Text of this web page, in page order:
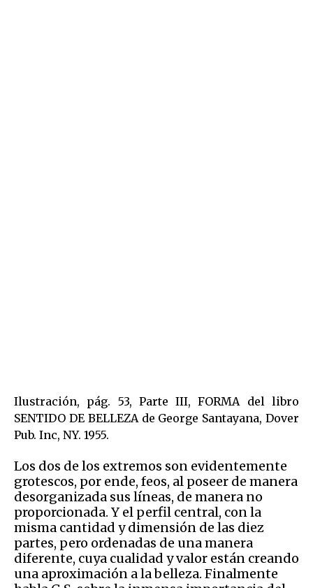
​​Ilustración, pág. 53, Parte III, FORMA del libro
SENTIDO DE BELLEZA de George Santayana, Dover
Pub. Inc, NY. 1955.
Los dos de los extremos son evidentemente
grotescos, por ende, feos, al poseer de manera
desorganizada sus líneas, de manera no
proporcionada. Y el perfil central, con la
misma cantidad y dimensión de las diez
partes, pero ordenadas de una manera
diferente, cuya cualidad y valor están creando
una aproximación a la belleza. Finalmente